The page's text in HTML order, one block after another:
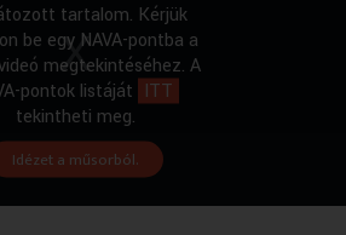
tartalom. Kérjük
be egy NAVA-pontba a
megtekintéséhez. A
pontok listáját ITT
tekintheti meg.
Idézet a műsorból.